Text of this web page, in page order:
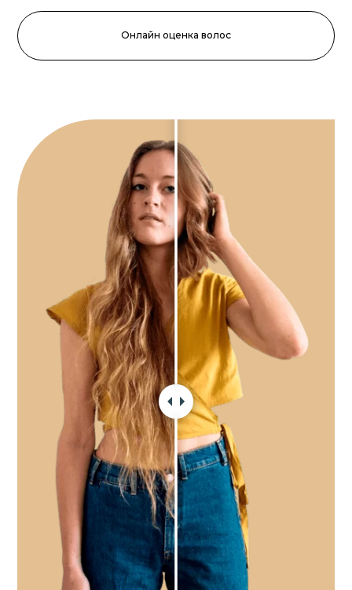
Онлайн оценка волос